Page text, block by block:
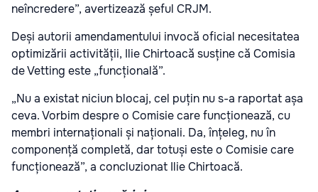
neîncredere”, avertizează șeful CRJM.
Deși autorii amendamentului invocă oficial necesitatea
optimizării activității, Ilie Chirtoacă susține că Comisia
de Vetting este „funcțională”.
„Nu a existat niciun blocaj, cel puțin nu s-a raportat așa
ceva. Vorbim despre o Comisie care funcționează, cu
membri internaționali și naționali. Da, înțeleg, nu în
componență completă, dar totuși este o Comisie care
funcționează”, a concluzionat Ilie Chirtoacă.